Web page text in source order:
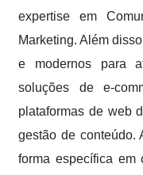
expertise em
Marketing. Além
e modernos para
soluções de e-
plataformas de web
gestão de conteúdo.
forma específica em